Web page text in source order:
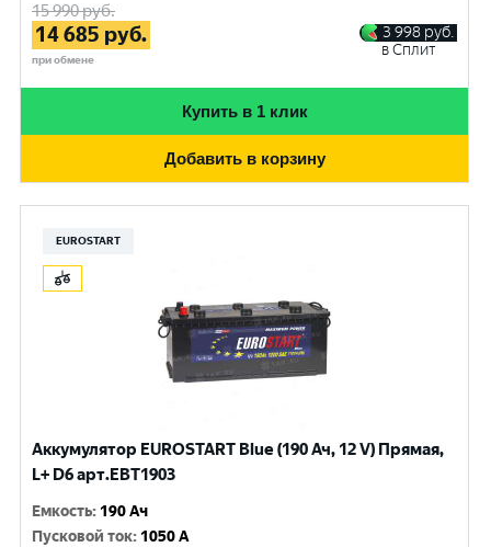
15 990руб.
14 685 руб.
при обмене
3 998 руб.
в Сплит
Купить в 1 клик
Добавить в корзину
EUROSTART
Аккумулятор EUROSTART Blue (190 Ач, 12 V) Прямая,
L+ D6 арт.EBT1903
Емкость: 190 Ач
Пусковой ток: 1050 A